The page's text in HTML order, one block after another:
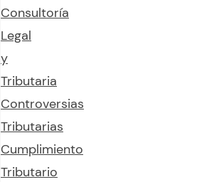
Consultoría
Legal
y
Tributaria
Controversias
Tributarias
Cumplimiento
Tributario